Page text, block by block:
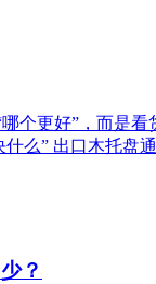
更好”，而是
么” 出口木托
？